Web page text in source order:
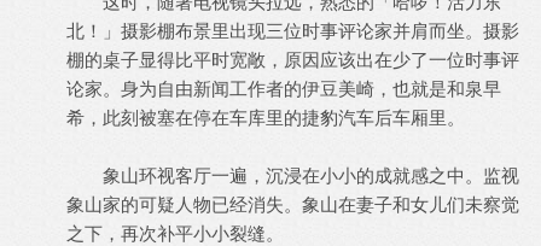
北！」摄影棚布景里出现三位时事评论家并肩而坐。摄影
棚的桌子显得比平时宽敞，原因应该出在少了一位时事评
论家。身为自由新闻工作者的伊豆美崎，也就是和泉早
希，此刻被塞在停在车库里的捷豹汽车后车厢里。
象山环视客厅一遍，沉浸在小小的成就感之中。监视
象山家的可疑人物已经消失。象山在妻子和女儿们未察觉
之下，再次补平小小裂缝。